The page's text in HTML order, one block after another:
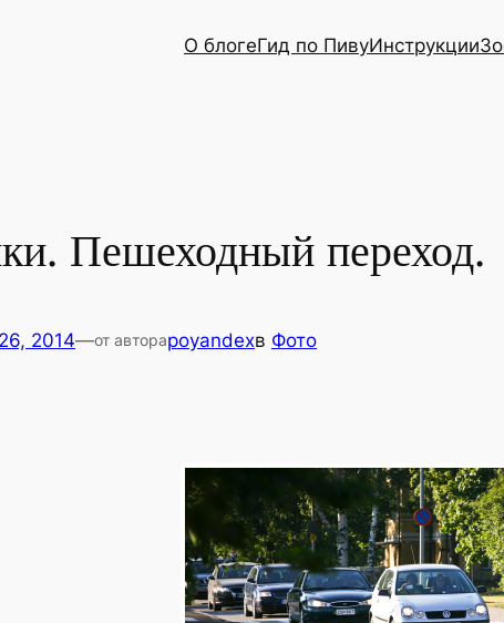
О блогеГид по ПивуИнструкции
Пешеходный переход.
2014—от автораpoyandexв Фото